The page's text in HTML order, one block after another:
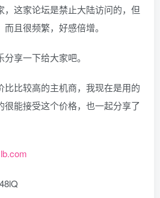
，这家论坛是禁止大陆访问的，但
且很频繁，好感倍增。
享一下给大家吧。
比比较高的主机商，我现在是用的
能接受这个价格，也一起分享了